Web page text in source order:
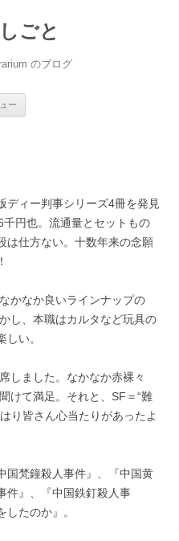
ごと
のブログ
ー
ディー判事シリーズ4冊を発見
円也。流通量とセットもの
は仕方ない。十数年来の念願
かなか良いラインナップの
し、本職はカルタなど玩具の
い。
しました。なかなか赤裸々
けて満足。それと、SF＝“難
り皆さん心当たりがあったよ
国梵鐘殺人事件』、『中国黄
件』、『中国鉄釘殺人事
たのか』。